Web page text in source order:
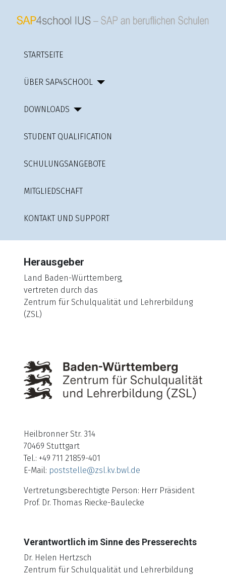
STARTSEITE
ÜBER SAP4SCHOOL
DOWNLOADS
STUDENT QUALIFICATION
SCHULUNGSANGEBOTE
MITGLIEDSCHAFT
KONTAKT UND SUPPORT
Herausgeber
Land Baden-Württemberg,
vertreten durch das
Zentrum für Schulqualität und Lehrerbildung
(ZSL)
Heilbronner Str. 314
70469 Stuttgart
Tel.: +49 711 21859-401
E-Mail: poststelle@zsl.kv.bwl.de
Vertretungsberechtigte Person: Herr Präsident
Prof. Dr. Thomas Riecke-Baulecke
Verantwortlich im Sinne des Presserechts
Dr. Helen Hertzsch
Zentrum für Schulqualität und Lehrerbildung